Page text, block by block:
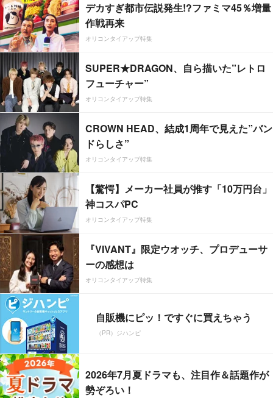
デカすぎ都市伝説発生!?ファミマ45％増量
作戦再来
オリコンタイアップ特集
SUPER★DRAGON、自ら描いた”レトロ
フューチャー”
オリコンタイアップ特集
CROWN HEAD、結成1周年で見えた”バン
ドらしさ”
オリコンタイアップ特集
【驚愕】メーカー社員が推す「10万円台」
神コスパPC
オリコンタイアップ特集
『VIVANT』限定ウオッチ、プロデューサ
ーの感想は
オリコンタイアップ特集
自販機にピッ！ですぐに買えちゃう
（PR）ジハンピ
2026年7月夏ドラマも、注目作＆話題作が
勢ぞろい！